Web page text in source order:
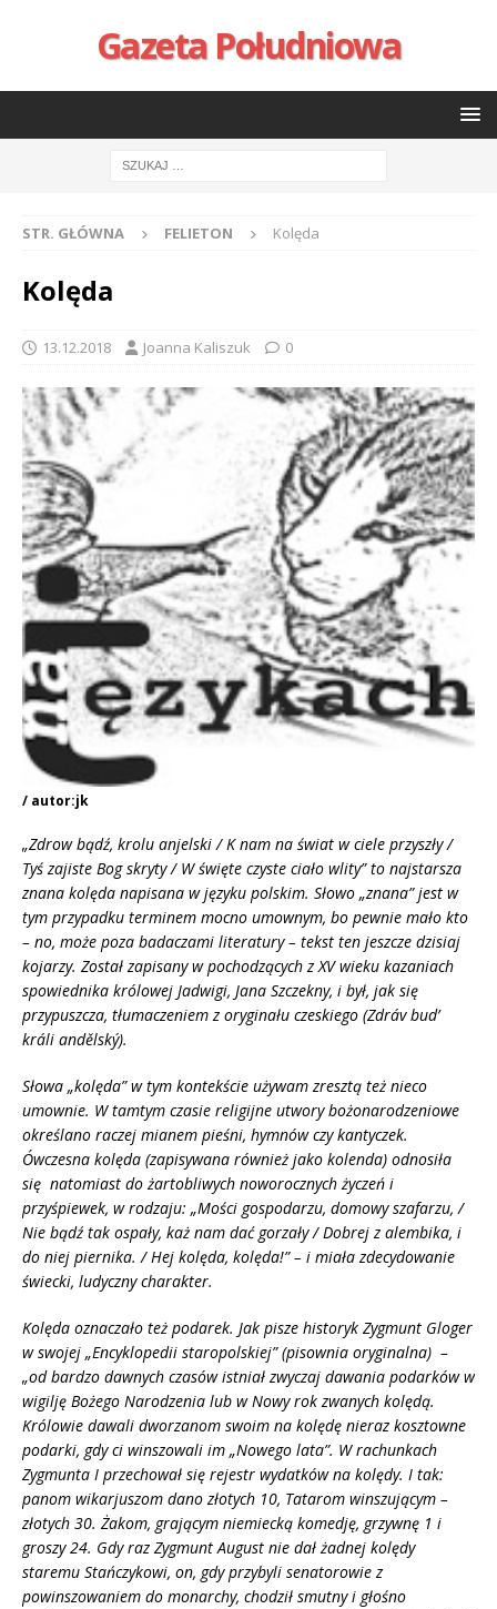
Gazeta Południowa
STR. GŁÓWNA FELIETON Kolęda
Kolęda
13.12.2018 Joanna Kaliszuk 0
/ autor:jk
„Zdrow bądź, krolu anjelski / K nam na świat w ciele przyszły /
Tyś zajiste Bog skryty / W święte czyste ciało wlity” to najstarsza
znana kolęda napisana w języku polskim. Słowo „znana” jest w
tym przypadku terminem mocno umownym, bo pewnie mało kto
– no, może poza badaczami literatury – tekst ten jeszcze dzisiaj
kojarzy. Został zapisany w pochodzących z XV wieku kazaniach
spowiednika królowej Jadwigi, Jana Szczekny, i był, jak się
przypuszcza, tłumaczeniem z oryginału czeskiego (Zdráv bud’
králi andělský).
Słowa „kolęda” w tym kontekście używam zresztą też nieco
umownie. W tamtym czasie religijne utwory bożonarodzeniowe
określano raczej mianem pieśni, hymnów czy kantyczek.
Ówczesna kolęda (zapisywana również jako kolenda) odnosiła
się natomiast do żartobliwych noworocznych życzeń i
przyśpiewek, w rodzaju: „Mości gospodarzu, domowy szafarzu, /
Nie bądź tak ospały, każ nam dać gorzały / Dobrej z alembika, i
do niej piernika. / Hej kolęda, kolęda!” – i miała zdecydowanie
świecki, ludyczny charakter.
Kolęda oznaczało też podarek. Jak pisze historyk Zygmunt Gloger
w swojej „Encyklopedii staropolskiej” (pisownia oryginalna) –
„od bardzo dawnych czasów istniał zwyczaj dawania podarków w
wigilję Bożego Narodzenia lub w Nowy rok zwanych kolędą.
Królowie dawali dworzanom swoim na kolędę nieraz kosztowne
podarki, gdy ci winszowali im „Nowego lata”. W rachunkach
Zygmunta I przechował się rejestr wydatków na kolędy. I tak:
panom wikarjuszom dano złotych 10, Tatarom winszującym –
złotych 30. Żakom, grającym niemiecką komedję, grzywnę 1 i
groszy 24. Gdy raz Zygmunt August nie dał żadnej kolędy
staremu Stańczykowi, on, gdy przybyli senatorowie z
powinszowaniem do monarchy, chodził smutny i głośno